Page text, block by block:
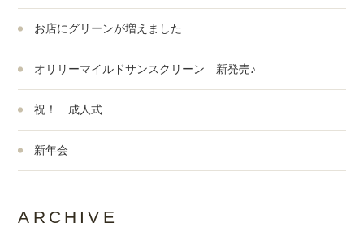
お店にグリーンが増えました
オリリーマイルドサンスクリーン 新発売♪
祝！ 成人式
新年会
ARCHIVE